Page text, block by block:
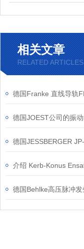
相关文章
RELATED ARTICLES